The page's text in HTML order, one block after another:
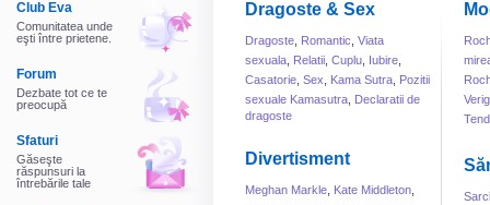
Club Eva
Comunitatea unde
eşti între prietene.
Forum
Dezbate tot ce te
preocupă
Sfaturi
Găseşte
răspunsuri la
întrebările tale
Dragoste & Sex
Dragoste Romantic Viata
sexuala Relatii Cuplu Iubire
Casatorie Sex Kama Sutra Pozitii
sexuale Kamasutra Declaratii de
dragoste
Divertisment
Meghan Markle Kate Middleton